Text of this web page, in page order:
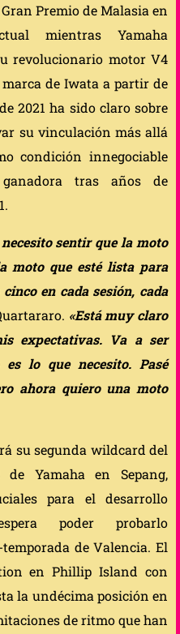
Premio de Malasia en
mientras Yamaha
revolucionario motor V4
de Iwata a partir de
2021 ha sido claro sobre
su vinculación más allá
condición innegociable
tras años de
sentir que la moto
moto que esté lista para
en cada sesión, cada
«Está muy claro
expectativas. Va a ser
lo que necesito. Pasé
ahora quiero una moto
su segunda wildcard del
Yamaha en Sepang,
para el desarrollo
poder probarlo
de Valencia. El
en Phillip Island con
la undécima posición en
de ritmo que han